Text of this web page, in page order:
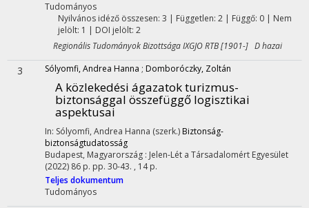
Tudományos
Nyilvános idéző összesen: 3 | Független: 2 | Függő: 0 | Nem
jelölt: 1 | DOI jelölt: 2
Regionális Tudományok Bizottsága IXGJO RTB [1901-] D hazai
3 Sólyomfi, Andrea Hanna ; Domboróczky, Zoltán
A közlekedési ágazatok turizmus-
biztonsággal összefüggő logisztikai
aspektusai
In: Sólyomfi, Andrea Hanna (szerk.) Biztonság-
biztonságtudatosság
Budapest, Magyarország : Jelen-Lét a Társadalomért Egyesület
(2022) 86 p. pp. 30-43. , 14 p.
Teljes dokumentum
Tudományos